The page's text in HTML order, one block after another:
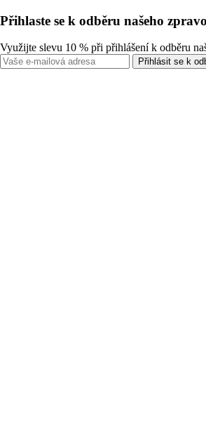
Přihlaste se k odběru našeho
Využijte slevu 10 % při přihlášení k odběru
Přihlásit se k